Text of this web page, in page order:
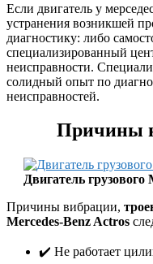
Если двигатель у
устранения возникшей
диагностику: либо
специализированный
неисправности.
солидный опыт по
неисправностей.
Причины
Двигатель грузового
Причины вибрации,
Mercedes-Benz Actros
✔️ Не работает